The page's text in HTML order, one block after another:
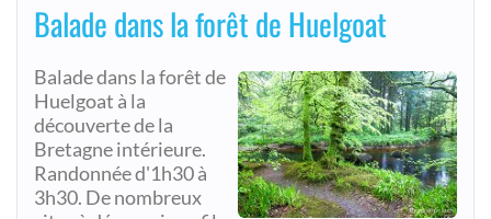
Balade dans la forêt de Huelgoat
Balade dans la forêt de
Huelgoat à la
découverte de la
Bretagne intérieure.
Randonnée d'1h30 à
3h30. De nombreux